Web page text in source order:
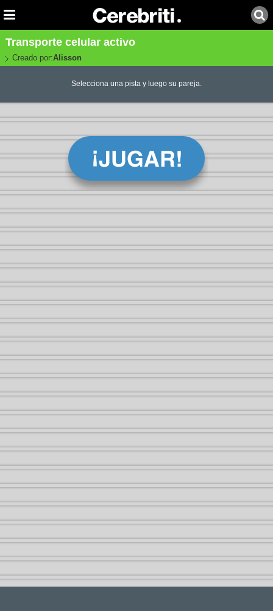
Transporte celular activo
Creado por:Alisson
Selecciona una pista y luego su pareja.